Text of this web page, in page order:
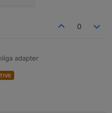
0
adapter
hier:
topic/29506/test-adapter-
mal eine erster entwurf - für